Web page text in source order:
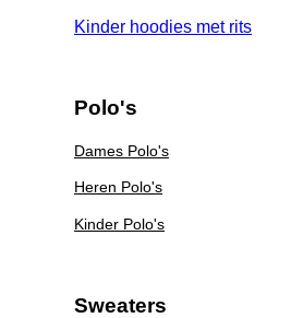
Kinder hoodies met rits
Polo's
Dames Polo's
Heren Polo's
Kinder Polo's
Sweaters